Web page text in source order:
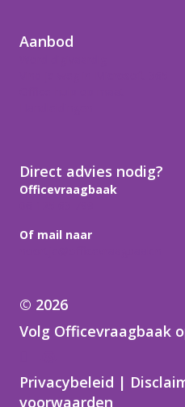
Aanbod
Direct advies nodig?
Officevraagbaak
Of mail naar
© 2026
Volg Officevraagbaak
Privacybeleid |
voorwaarden